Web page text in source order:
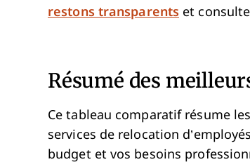
restons transparents et
Résumé des
Ce tableau comparatif résume
services de relocation
budget et vos besoins